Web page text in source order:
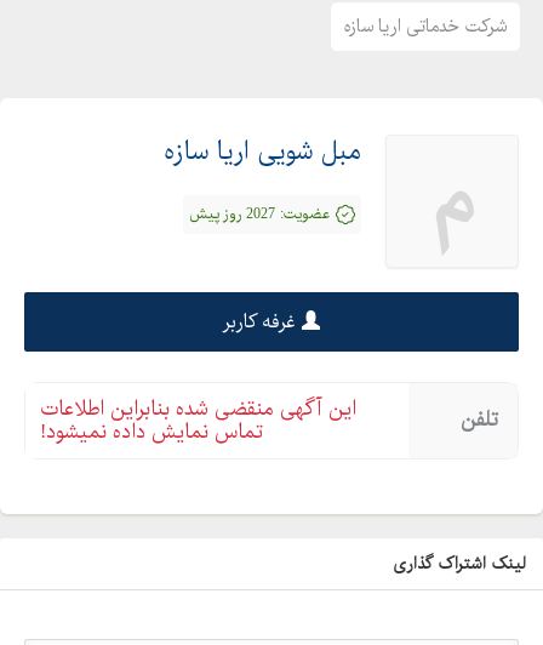
شرکت خدماتی اریا سازه
م مبل شویی اریا سازه
عضویت: 2027 روز پیش
غرفه کاربر
تلفن این آگهی منقضی شده بنابراین اطلاعات
تماس نمایش داده نمیشود!
لینک اشتراک گذاری